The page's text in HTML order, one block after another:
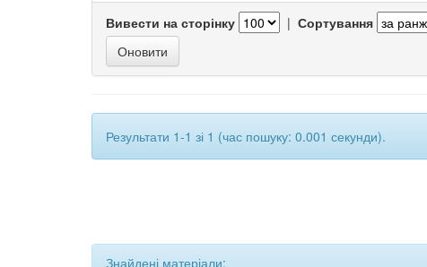
Вивести на сторінку | Сортування
Результати 1-1 зі 1 (час пошуку: 0.001 секунди).
Знайдені матеріали: